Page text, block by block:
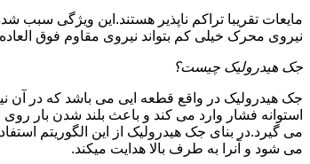
مایعات تقریبا تراکم ناپذیر هستند.این ویژگی سبب
نیروی محرک خیلی کم بتواند نیروی مقاوم فوق العاده
جک هیدرولیک چیست؟
جک هیدرولیک در واقع قطعه ایی می باشد که در آن
استوانه فشار وارد می کند و باعث بلند شدن بار
می گیرد.در بنای جک هیدرولیک از این الگوریتم
می شود و آنرا به طرف بالا هدایت میکند.